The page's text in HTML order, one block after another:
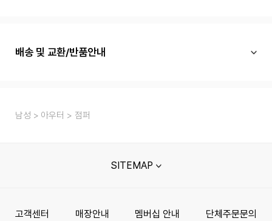
배송 및 교환/반품안내
남성 아우터 점퍼
SITEMAP
고객센터 매장안내 멤버십 안내 단체주문문의